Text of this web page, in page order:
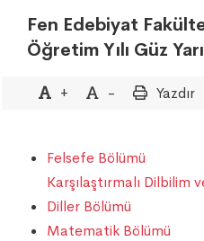
Fen Edebiyat
Öğretim Yılı Güz
+ - Yazdır
Felsefe Bölümü
Karşılaştırmalı Dilbilim
Diller Bölümü
Matematik Bölümü